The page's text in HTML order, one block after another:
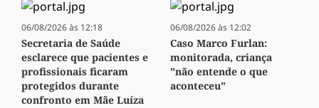
06/08/2026 às 12:18
Secretaria de Saúde
esclarece que pacientes e
profissionais ficaram
protegidos durante
confronto em Mãe Luíza
06/08/2026 às 12:02
Caso Marco Furlan:
monitorada, criança
"não entende o que
aconteceu"